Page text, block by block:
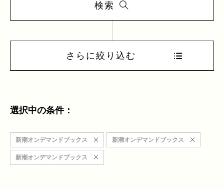
検索
さらに絞り込む
選択中の条件：
新潮オンデマンドブックス 新潮オンデマンドブックス
新潮オンデマンドブックス